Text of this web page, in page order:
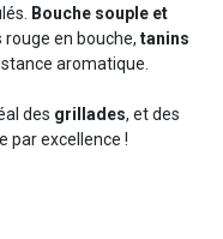
Bouche souple et
en bouche, tanins
aromatique.
des grillades, et des
par excellence !